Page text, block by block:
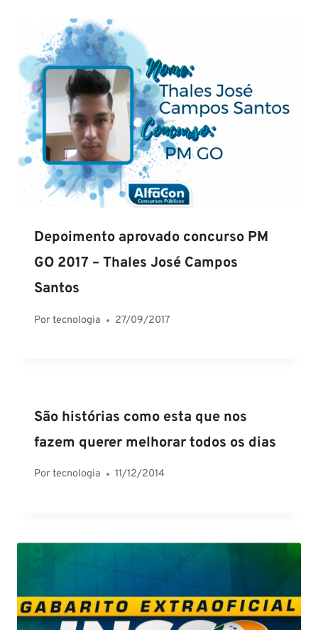
Depoimento aprovado concurso PM
GO 2017 – Thales José Campos
Santos
Portecnologia 27/09/2017
São histórias como esta que nos
fazem querer melhorar todos os dias
Portecnologia 11/12/2014